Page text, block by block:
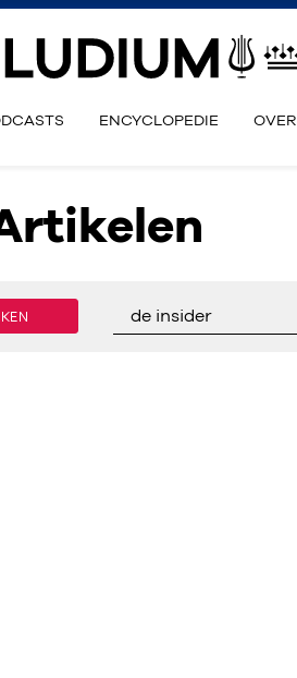
ENCYCLOPEDIE OVER
de insider